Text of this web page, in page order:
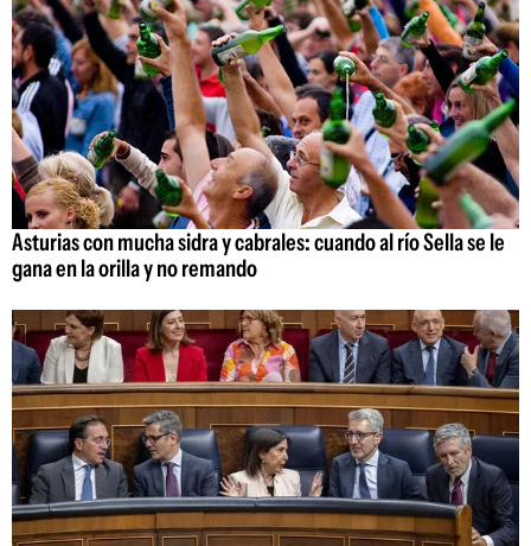
Asturias con mucha sidra y cabrales: cuando al río Sella se le
gana en la orilla y no remando